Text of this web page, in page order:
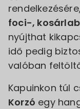
foci-,
nyújthat
idő pedig
valóban
Kapuinkon túl
Korzó egy